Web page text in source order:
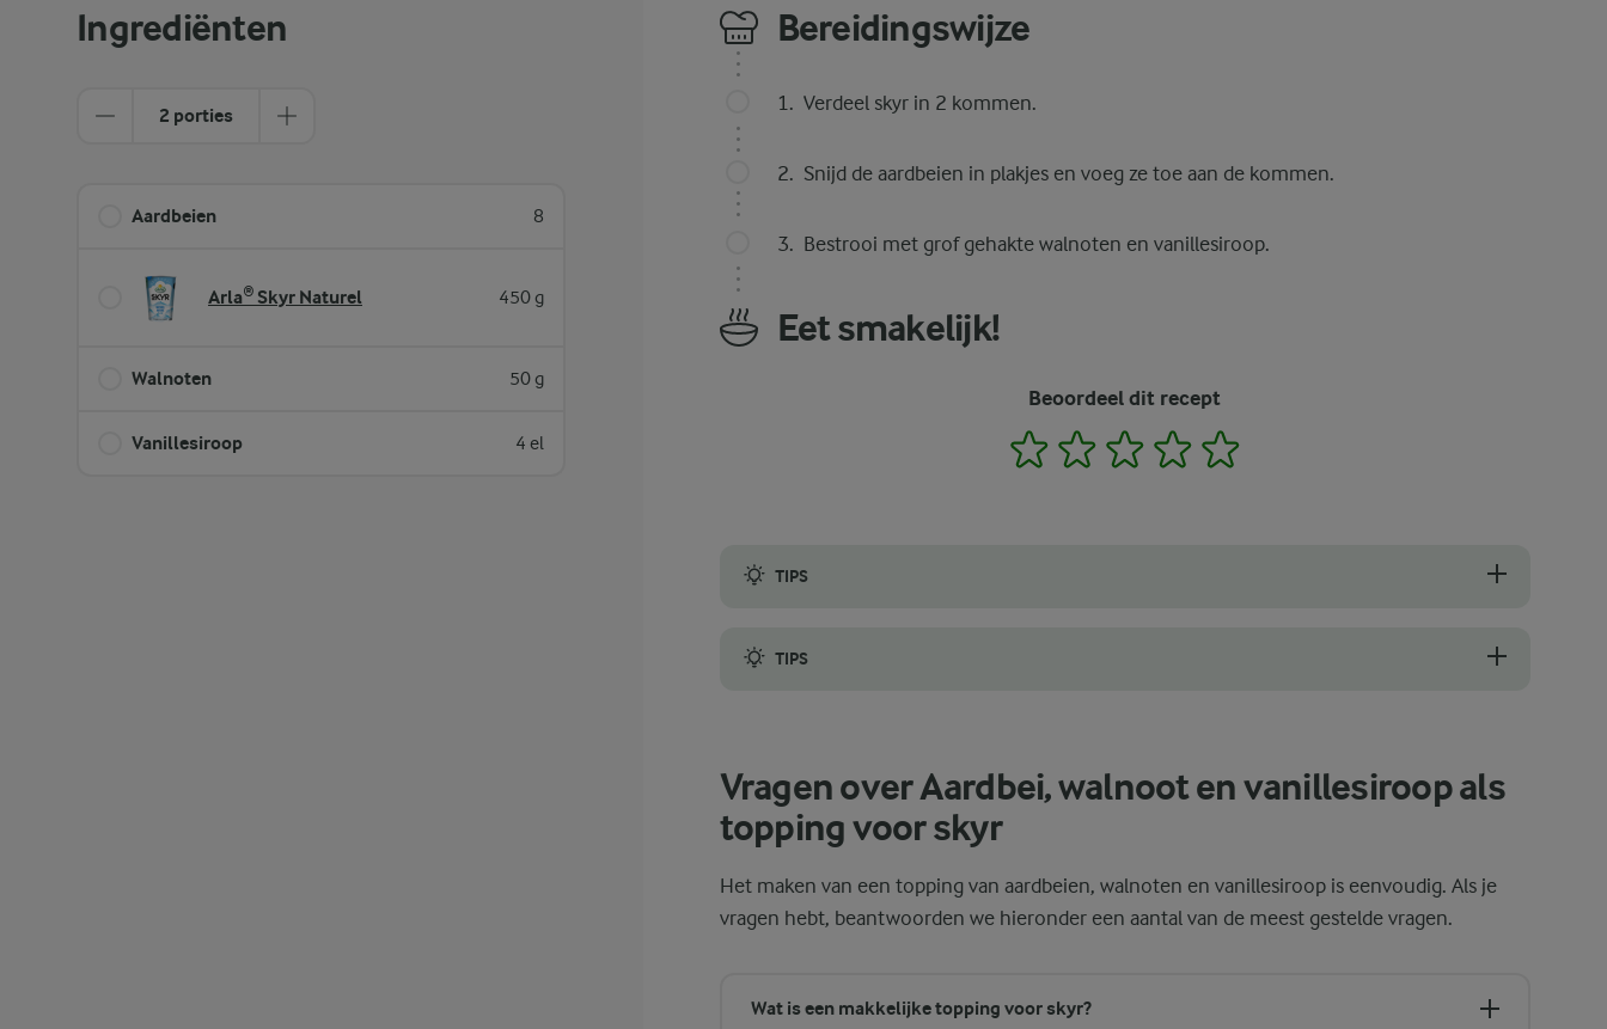
Ingrediënten
2 porties
Aardbeien 8
Arla® Skyr Naturel 450 g
Walnoten 50 g
Vanillesiroop 4 el
Bereidingswijze
Verdeel skyr in 2 kommen.
Snijd de aardbeien in plakjes en voeg ze toe aan de kommen.
Bestrooi met grof gehakte walnoten en vanillesiroop.
Eet smakelijk!
Beoordeel dit recept
1 2 3 4
TIPS
TIPS
Vragen over Aardbei, walnoot en vanillesiroop als
topping voor skyr
Het maken van een topping van aardbeien, walnoten en vanillesiroop is eenvoudig. Als je
vragen hebt, beantwoorden we hieronder een aantal van de meest gestelde vragen.
Wat is een makkelijke topping voor skyr?